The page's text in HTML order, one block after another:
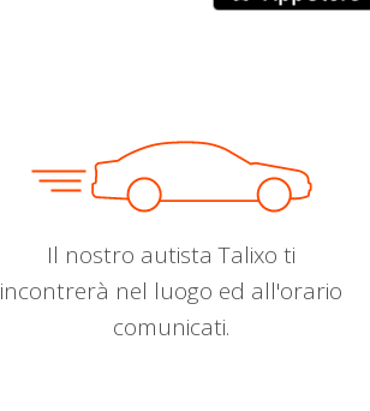
Il nostro autista Talixo ti
incontrerà nel luogo ed all'orario
comunicati.